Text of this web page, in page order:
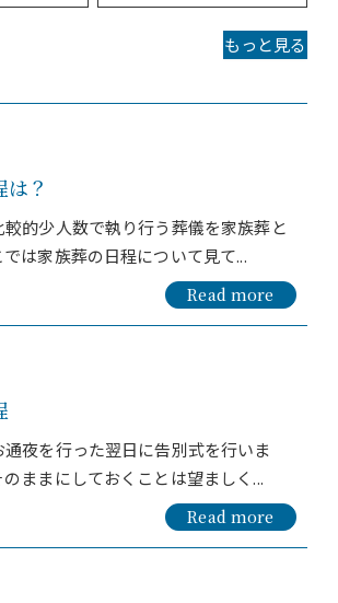
もっと見る
？
的少人数で執り行う葬儀を家族葬と
は家族葬の日程について見て...
Read more
夜を行った翌日に告別式を行いま
ままにしておくことは望ましく...
Read more